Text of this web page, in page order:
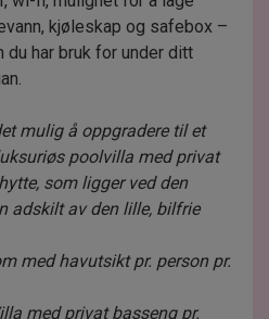
kjøleskap og safebox –
har bruk for under ditt
mulig å oppgradere til et
poolvilla med privat
som ligger ved den
adskilt av den lille, bilfrie
med havutsikt pr. person pr.
med privat basseng pr.